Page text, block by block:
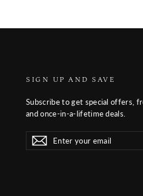
SIGN UP AND SAVE
Subscribe to get special offers,
and once-in-a-lifetime deals.
Enter
your
SubscribeSubscribe